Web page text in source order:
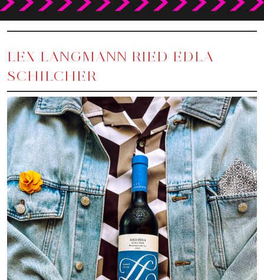
LEX LANGMANN RIED EDLA
SCHILCHER